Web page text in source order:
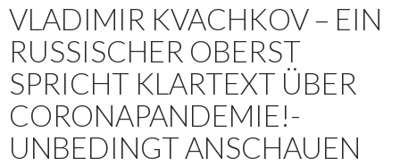
VLADIMIR KVACHKOV – EIN
RUSSISCHER OBERST
SPRICHT KLARTEXT ÜBER
CORONAPANDEMIE!-
UNBEDINGT ANSCHAUEN